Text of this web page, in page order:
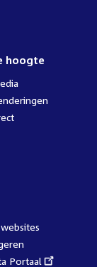
hoogte
Portaal